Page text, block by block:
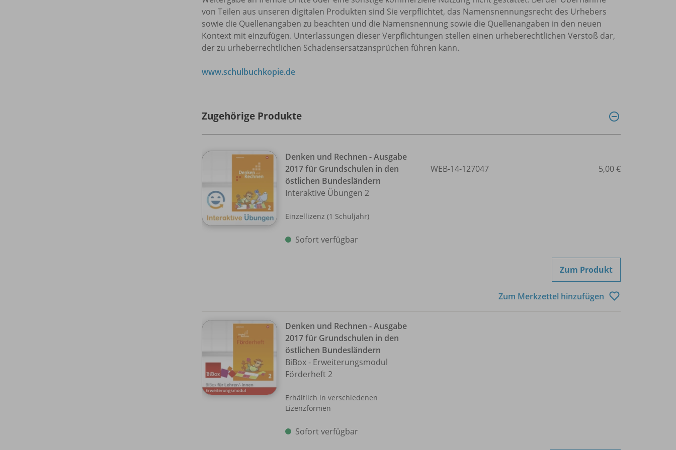
von Teilen aus unseren digitalen Produkten sind Sie verpflichtet, das Namensnennungsrecht des Urhebers
sowie die Quellenangaben zu beachten und die Namensnennung sowie die Quellenangaben in den neuen
Kontext mit einzufügen. Unterlassungen dieser Verpflichtungen stellen einen urheberechtlichen Verstoß dar,
der zu urheberrechtlichen Schadensersatzansprüchen führen kann.
www.schulbuchkopie.de
Zugehörige Produkte
Denken und Rechnen - Ausgabe
2017 für Grundschulen in den
östlichen Bundesländern
Interaktive Übungen 2
Einzellizenz (1 Schuljahr)
Sofort verfügbar
WEB-14-127047 5,00 €
Zum Produkt
Zum Merkzettel hinzufügen
Denken und Rechnen - Ausgabe
2017 für Grundschulen in den
östlichen Bundesländern
BiBox - Erweiterungsmodul
Förderheft 2
Erhältlich in verschiedenen
Lizenzformen
Sofort verfügbar